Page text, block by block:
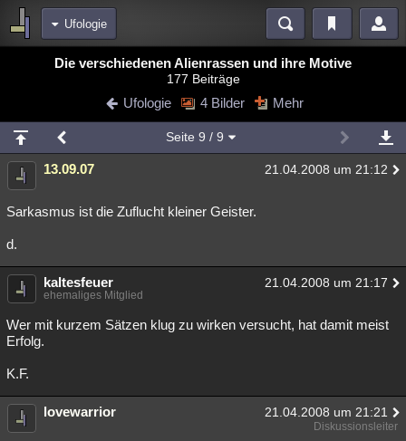
Ufologie
Blogs Videos
Chat Wiki Neuigkeiten
meine Rubriken
Menschen Mystery Kriminalfälle
Spiritualität Verschwörungen Technologie
weitere Rubriken
Philosophie Träume
Astronomie
Musik
Übersichten
Besucht Geschlossen
Die verschiedenen Alienrassen und ihre Motive
177 Beiträge
Ufologie 4 Bilder Mehr
Seite 9 / 9
13.09.07 21.04.2008 um 21:12
Sarkasmus ist die Zuflucht kleiner Geister.
d.
kaltesfeuer 21.04.2008 um 21:17
ehemaliges Mitglied
Wer mit kurzem Sätzen klug zu wirken versucht, hat damit meist
Erfolg.
K.F.
lovewarrior 21.04.2008 um 21:21
Diskussionsleiter